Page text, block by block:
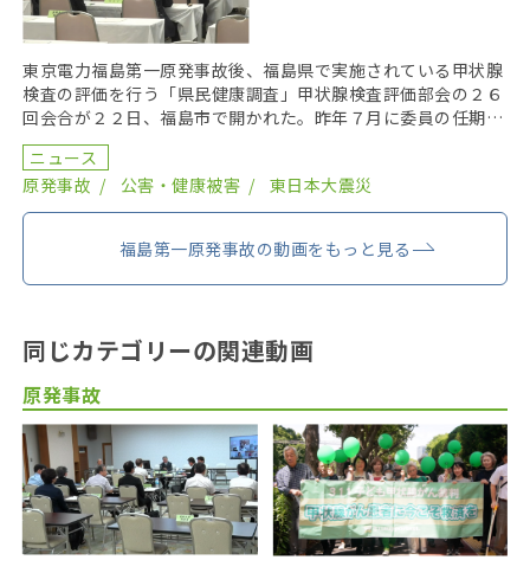
東京電力福島第一原発事故後、福島県で実施されている甲状腺
検査の評価を行う「県民健康調査」甲状腺検査評価部会の２６
回会合が２２日、福島市で開かれた。昨年７月に委員の任期を
終え、委員が改選されてから初の開催となり、鈴木元保内 […]
ニュース
原発事故
公害・健康被害 東日本大震災
福島第一原発事故の動画をもっと見る
同じカテゴリーの関連動画
原発事故